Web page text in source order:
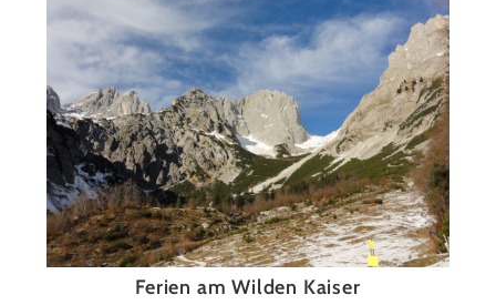
Ferien am Wilden Kaiser